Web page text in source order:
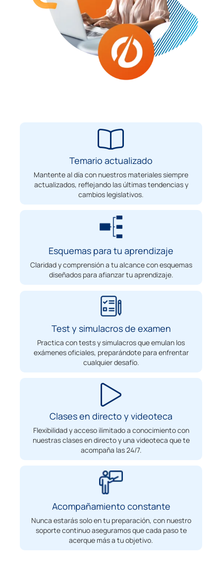
Temario actualizado
Mantente al día con nuestros materiales siempre
actualizados, reflejando las últimas tendencias y
cambios legislativos.
Esquemas para tu aprendizaje
Claridad y comprensión a tu alcance con esquemas
diseñados para afianzar tu aprendizaje.
Test y simulacros de examen
Practica con tests y simulacros que emulan los
exámenes oficiales, preparándote para enfrentar
cualquier desafío.
Clases en directo y videoteca
Flexibilidad y acceso ilimitado a conocimiento con
nuestras clases en directo y una videoteca que te
acompaña las 24/7.
Acompañamiento constante
Nunca estarás solo en tu preparación, con nuestro
soporte continuo aseguramos que cada paso te
acerque más a tu objetivo.